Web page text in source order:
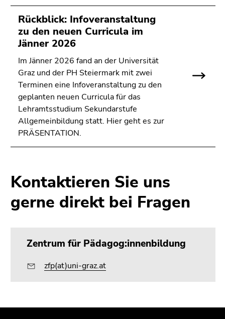
Rückblick: Infoveranstaltung
zu den neuen Curricula im
Jänner 2026
Im Jänner 2026 fand an der Universität
Graz und der PH Steiermark mit zwei
Terminen eine Infoveranstaltung zu den
geplanten neuen Curricula für das
Lehramtsstudium Sekundarstufe
Allgemeinbildung statt. Hier geht es zur
PRÄSENTATION.
Kontaktieren Sie uns
gerne direkt bei Fragen
Zentrum für Pädagog:innenbildung
zfp(at)uni-graz.at